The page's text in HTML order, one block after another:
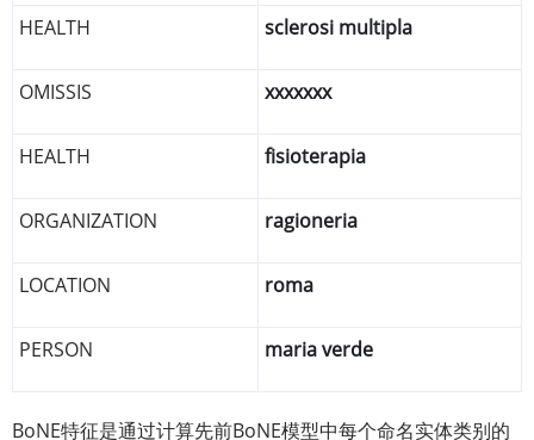
HEALTH sclerosi multipla
OMISSIS xxxxxxx
HEALTH fisioterapia
ORGANIZATION ragioneria
LOCATION roma
PERSON maria verde
BoNE特征是通过计算先前BoNE模型中每个命名实体类别的